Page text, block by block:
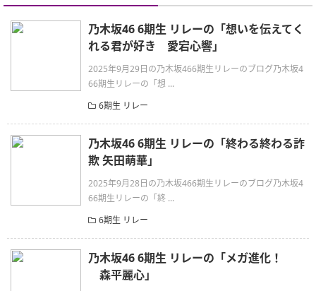
乃木坂46 6期生 リレーの「想いを伝えてく
れる君が好き 愛宕心響」
2025年9月29日の乃木坂466期生リレーのブログ乃木坂4
66期生リレーの「想 ...
6期生 リレー
乃木坂46 6期生 リレーの「終わる終わる詐
欺 矢田萌華」
2025年9月28日の乃木坂466期生リレーのブログ乃木坂4
66期生リレーの「終 ...
6期生 リレー
乃木坂46 6期生 リレーの「メガ進化！
森平麗心」